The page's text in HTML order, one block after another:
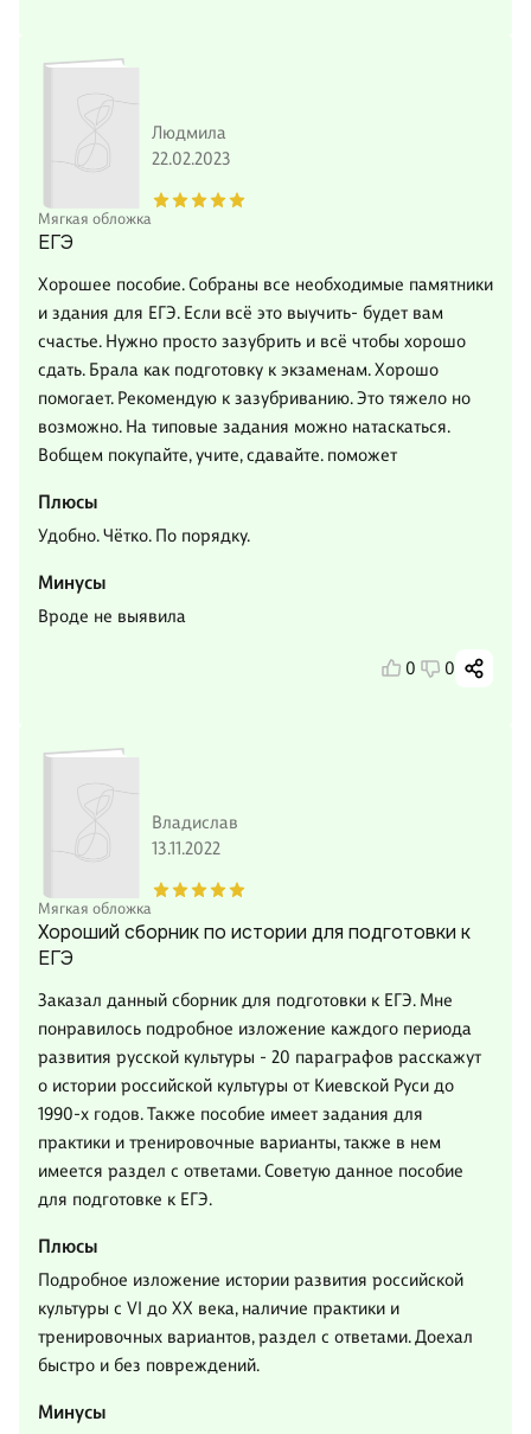
Мягкая обложка
Людмила
22.02.2023
ЕГЭ
Хорошее пособие. Собраны все необходимые памятники
и здания для ЕГЭ. Если всё это выучить- будет вам
счастье. Нужно просто зазубрить и всё чтобы хорошо
сдать. Брала как подготовку к экзаменам. Хорошо
помогает. Рекомендую к зазубриванию. Это тяжело но
возможно. На типовые задания можно натаскаться.
Вобщем покупайте, учите, сдавайте. поможет
Плюсы
Удобно. Чётко. По порядку.
Минусы
Вроде не выявила
0 0
Мягкая обложка
Владислав
13.11.2022
Хороший сборник по истории для подготовки к
ЕГЭ
Заказал данный сборник для подготовки к ЕГЭ. Мне
понравилось подробное изложение каждого периода
развития русской культуры - 20 параграфов расскажут
о истории российской культуры от Киевской Руси до
1990-х годов. Также пособие имеет задания для
практики и тренировочные варианты, также в нем
имеется раздел с ответами. Советую данное пособие
для подготовке к ЕГЭ.
Плюсы
Подробное изложение истории развития российской
культуры с VI до XX века, наличие практики и
тренировочных вариантов, раздел с ответами. Доехал
быстро и без повреждений.
Минусы